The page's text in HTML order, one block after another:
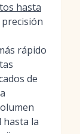
hasta
precisión
rápido
de
hasta la